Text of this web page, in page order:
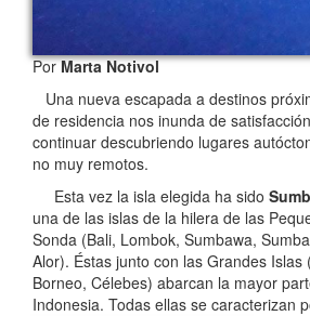
PorMarta Notivol
Una nueva escapada a destinos
de residencia nos inunda de
continuar descubriendo lugares
no muy remotos.
Esta vez la isla elegida ha sido
una de las islas de la hilera de las
Sonda (Bali, Lombok, Sumbawa,
Alor). Éstas junto con las Grandes Islas
Borneo, Célebes) abarcan la mayor
Indonesia. Todas ellas se caracterizan